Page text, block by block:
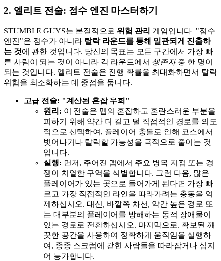
2. 엘리트 전술: 점수 엔진 마스터하기
STUMBLE GUYS는 본질적으로 위험 관리 게임입니다. "점수
엔진"은 점수가 아니라 탈락 라운드를 통해 일관되게 진출하
는 것에 관한 것입니다. 당신의 목표는 모든 구간에서 가장 빠
른 사람이 되는 것이 아니라 각 라운드에서 생존자중 한 명이
되는 것입니다. 엘리트 전술은 진행 확률을 최대화하면서 탈락
위험을 최소화하는 데 중점을 둡니다.
고급 전술: "계산된 혼잡 우회"
원리: 이 전술은 맵의 혼잡하고 혼란스러운 부분을
피하기 위해 약간 더 길고 덜 직접적인 경로를 의도
적으로 선택하여, 플레이어 충돌로 인해 코스에서
벗어나거나 탈락할 가능성을 극적으로 줄이는 것
입니다.
실행: 먼저, 주어진 맵에서 주요 병목 지점 또는 경
쟁이 치열한 구역을 식별합니다. 그런 다음, 많은
플레이어가 있는 곳으로 들어가게 된다면 가장 빠
르고 가장 직접적인 라인을 따라가려는 충동을 억
제하십시오. 대신, 바깥쪽 차선, 약간 높은 경로 또
는 대부분의 플레이어를 방해하는 동적 장애물이
있는 경로로 전환하십시오. 마지막으로, 확보된 꺠
끗한 공간을 사용하여 정확하게 움직임을 실행하
여, 종종 스크럼에 갇힌 사람들을 따라잡거나 심지
어 능가합니다.